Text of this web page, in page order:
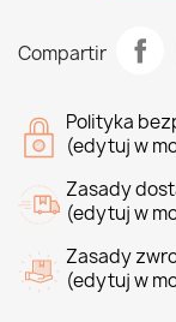
Compartir
Polityka
(edytuj w
Zasady
(edytuj w
Zasady
(edytuj w